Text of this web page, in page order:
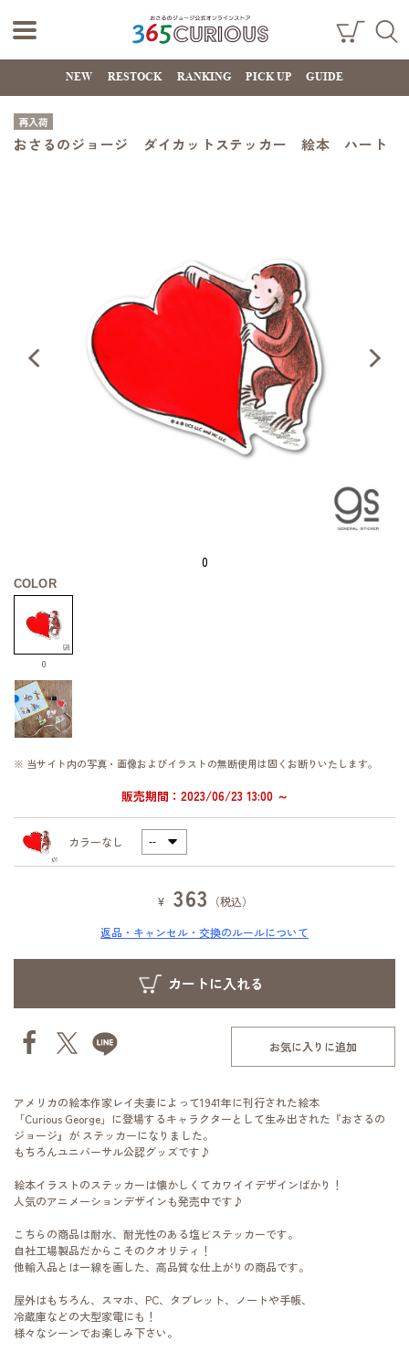
おさるのジョー
ジ公式オンライ
365CURIOUS
ング
カー
NEW RESTOCK RANKING PICK UP GUIDE
再入荷
おさるのジョージ ダイカットステッカー 絵本 ハート
0
COLOR
0
※ 当サイト内の写真・画像およびイラストの無断使用は固くお断りいたします。
販売期間：2023/06/23 13:00 ～
カラーなし
¥ 363
（税込）
返品・キャンセル・交換のルールについて
お気に入りに追加
アメリカの絵本作家レイ夫妻によって1941年に刊行された絵本
「Curious George」に登場するキャラクターとして生み出された『おさるの
ジョージ』が ステッカーになりました。
もちろんユニバーサル公認グッズです♪
絵本イラストのステッカーは懐かしくてカワイイデザインばかり！
人気のアニメーションデザインも発売中です♪
こちらの商品は耐水、耐光性のある塩ビステッカーです。
自社工場製品だからこそのクオリティ！
他輸入品とは一線を画した、高品質な仕上がりの商品です。
屋外はもちろん、スマホ、PC、タブレット、ノートや手帳、
冷蔵庫などの大型家電にも！
様々なシーンでお楽しみ下さい。